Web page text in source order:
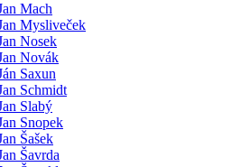
Mach
Mysliveček
Nosek
Novák
Saxun
Schmidt
Slabý
Snopek
Šašek
Šavrda